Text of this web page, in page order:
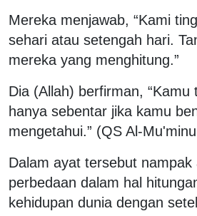
Mereka menjawab, “Kami
sehari atau setengah hari.
mereka yang menghitung.”
Dia (Allah) berfirman, “Kamu
hanya sebentar jika kamu
mengetahui.” (QS Al-
Dalam ayat tersebut nampak
perbedaan dalam hal
kehidupan dunia dengan